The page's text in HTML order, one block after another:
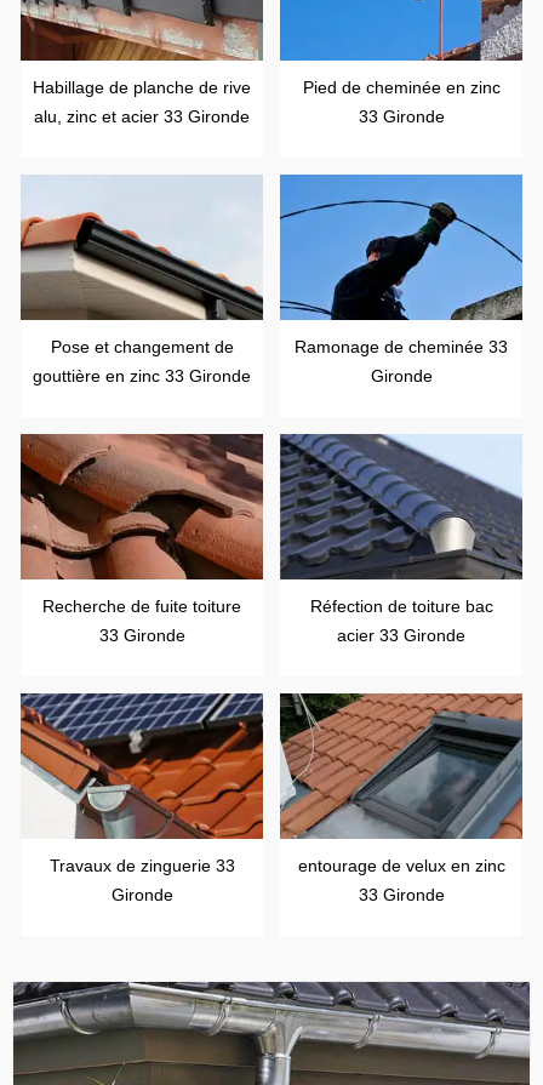
Habillage de planche de rive
alu, zinc et acier 33 Gironde
Pied de cheminée en zinc
33 Gironde
Pose et changement de
gouttière en zinc 33 Gironde
Ramonage de cheminée 33
Gironde
Recherche de fuite toiture
33 Gironde
Réfection de toiture bac
acier 33 Gironde
Travaux de zinguerie 33
Gironde
entourage de velux en zinc
33 Gironde